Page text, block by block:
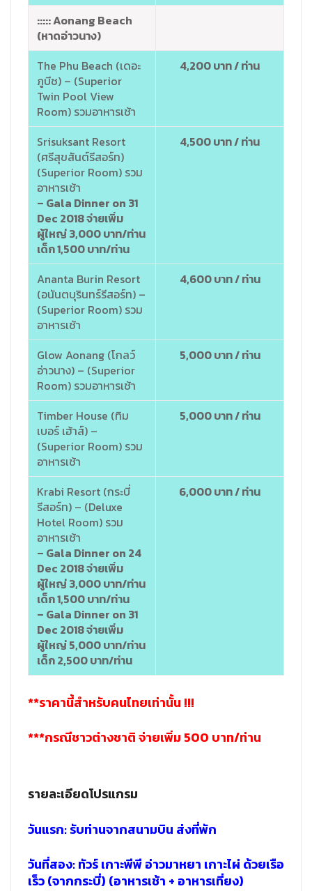
::::: Aonang Beach
(หาดอ่าวนาง)
The Phu Beach (เดอะ
ภูบีช) – (Superior
Twin Pool View
Room) รวมอาหารเช้า
4,200 บาท / ท่าน
Srisuksant Resort
(ศรีสุขสันต์รีสอร์ท)
(Superior Room) รวม
อาหารเช้า
– Gala Dinner on 31
Dec 2018 จ่ายเพิ่ม
ผู้ใหญ่ 3,000 บาท/ท่าน
เด็ก 1,500 บาท/ท่าน
4,500 บาท / ท่าน
Ananta Burin Resort
(อนันตบุรินทร์รีสอร์ท) –
(Superior Room) รวม
อาหารเช้า
4,600 บาท / ท่าน
Glow Aonang (โกลว์
อ่าวนาง) – (Superior
Room) รวมอาหารเช้า
5,000 บาท / ท่าน
Timber House (ทิม
เบอร์ เฮ้าส์) –
(Superior Room) รวม
อาหารเช้า
5,000 บาท / ท่าน
Krabi Resort (กระบี่
รีสอร์ท) – (Deluxe
Hotel Room) รวม
อาหารเช้า
– Gala Dinner on 24
Dec 2018 จ่ายเพิ่ม
ผู้ใหญ่ 3,000 บาท/ท่าน
เด็ก 1,500 บาท/ท่าน
– Gala Dinner on 31
Dec 2018 จ่ายเพิ่ม
ผู้ใหญ่ 5,000 บาท/ท่าน
เด็ก 2,500 บาท/ท่าน
6,000 บาท / ท่าน
**ราคานี้สำหรับคนไทยเท่านั้น !!!
***กรณีชาวต่างชาติ จ่ายเพิ่ม 500 บาท/ท่าน
รายละเอียดโปรแกรม
วันแรก: รับท่านจากสนามบิน ส่งที่พัก
วันที่สอง: ทัวร์ เกาะพีพี อ่าวมาหยา เกาะไผ่ ด้วยเรือ
เร็ว (จากกระบี่) (อาหารเช้า + อาหารเที่ยง)